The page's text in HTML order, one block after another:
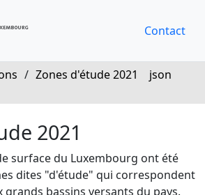
Contact
/ Zones d'étude 2021
json
2021
surface du Luxembourg ont été
dites "d'étude" qui correspondent
grands bassins versants du pays.